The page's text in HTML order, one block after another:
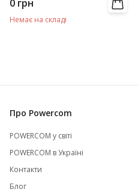
0 грн
Немає на складі
Про Powercom
POWERCOM у світі
POWERCOM в Україні
Контакти
Блог